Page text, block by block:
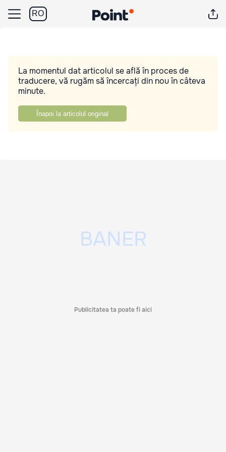
RO
La momentul dat articolul se află în proces de
traducere, vă rugăm să încercați din nou în câteva
minute.
Înapoi la articolul original
Publicitatea ta poate fi aici